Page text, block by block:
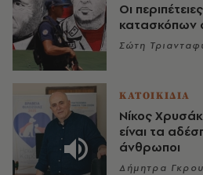
Οι
κατασκόπων
Σώτη
ΚΑΤΟΙΚΙΔΙΑ
Νίκος
είναι τα
άνθρωποι
Δήμητρα